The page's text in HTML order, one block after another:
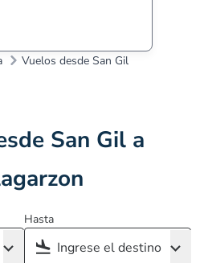
Vuelos desde San Gil
San Gil a
Hasta